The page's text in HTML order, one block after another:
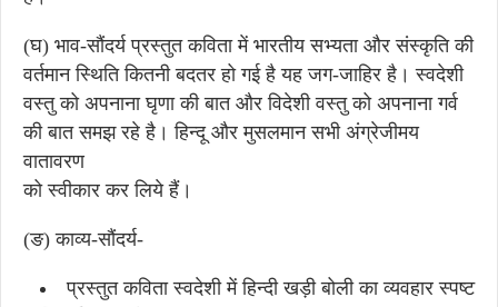
(घ) भाव-सौंदर्य प्रस्तुत कविता में भारतीय सभ्यता और संस्कृति की
वर्तमान स्थिति कितनी बदतर हो गई है यह जग-जाहिर है। स्वदेशी
वस्तु को अपनाना घृणा की बात और विदेशी वस्तु को अपनाना गर्व
की बात समझ रहे है। हिन्दू और मुसलमान सभी अंग्रेजीमय
वातावरण
को स्वीकार कर लिये हैं।
(ङ) काव्य-सौंदर्य-
प्रस्तुत कविता स्वदेशी में हिन्दी खड़ी बोली का व्यवहार स्पष्ट